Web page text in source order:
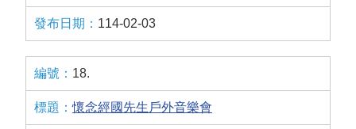
114-02-03
18.
懷念經國先生戶外音樂會